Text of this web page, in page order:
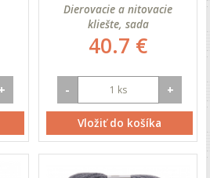
+
Dierovacie a nitovacie
kliešte, sada
40.7 €
- +
Vložiť do košíka